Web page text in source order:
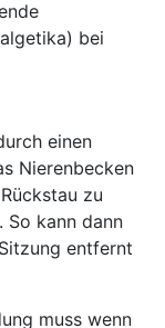
bei
einen
Nierenbecken
zu
So kann dann
entfernt
muss wenn